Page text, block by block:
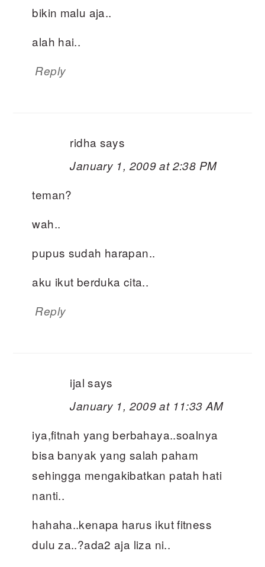
bikin malu aja..
alah hai..
Reply
ridha says
January 1, 2009 at 2:38 PM
teman?
wah..
pupus sudah harapan..
aku ikut berduka cita..
Reply
ijal says
January 1, 2009 at 11:33 AM
iya,fitnah yang berbahaya..soalnya
bisa banyak yang salah paham
sehingga mengakibatkan patah hati
nanti..
hahaha..kenapa harus ikut fitness
dulu za..?ada2 aja liza ni..